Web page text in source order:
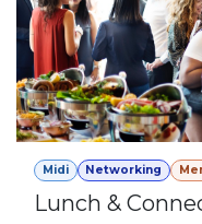
Midi Networking
Lunch &